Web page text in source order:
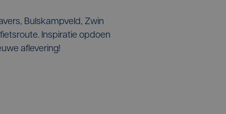
Bulskampveld, Zwin
Inspiratie opdoen
aflevering!